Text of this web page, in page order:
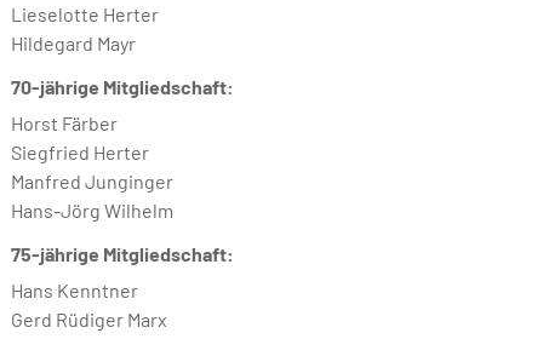
Lieselotte Herter
Hildegard Mayr
70-jährige Mitgliedschaft:
Horst Färber
Siegfried Herter
Manfred Junginger
Hans-Jörg Wilhelm
75-jährige Mitgliedschaft:
Hans Kenntner
Gerd Rüdiger Marx